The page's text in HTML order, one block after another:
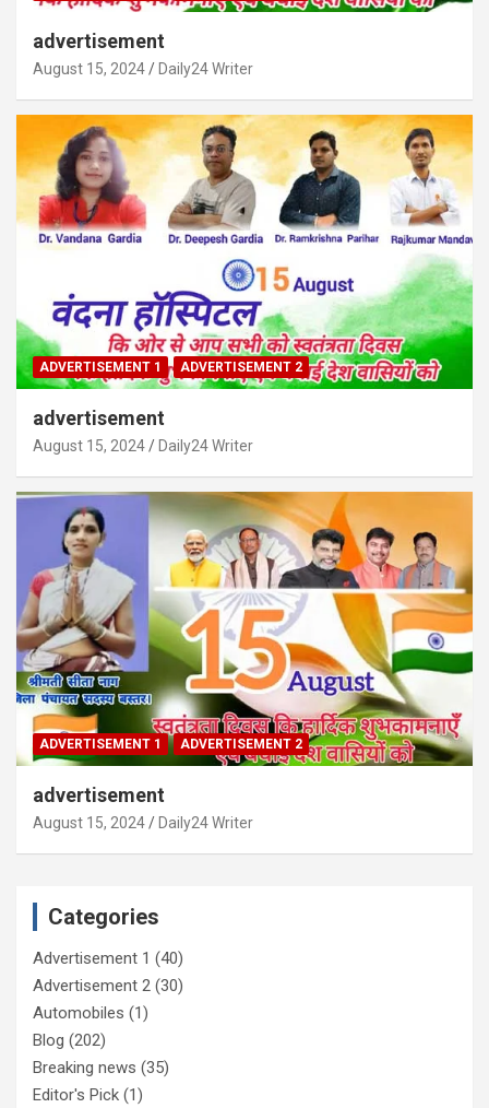
advertisement
August 15, 2024 Daily24 Writer
ADVERTISEMENT 1 ADVERTISEMENT 2
advertisement
August 15, 2024 Daily24 Writer
ADVERTISEMENT 1 ADVERTISEMENT 2
advertisement
August 15, 2024 Daily24 Writer
Categories
Advertisement 1 (40)
Advertisement 2 (30)
Automobiles (1)
Blog (202)
Breaking news (35)
Editor's Pick (1)